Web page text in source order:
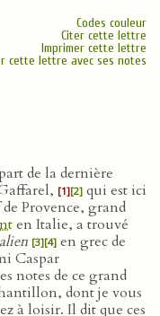
Codes couleur
Citer cette lettre
Imprimer cette lettre
cette lettre avec ses notes
de la dernière
[1][2] qui est ici
Provence, grand
en Italie, a trouvé
[3][4] en grec de
Caspar
notes de ce grand
dont je vous
à loisir. Il dit que ces